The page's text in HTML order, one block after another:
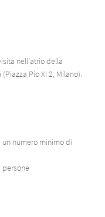
nell'atrio della
Pio XI 2, Milano).
numero minimo di
persone